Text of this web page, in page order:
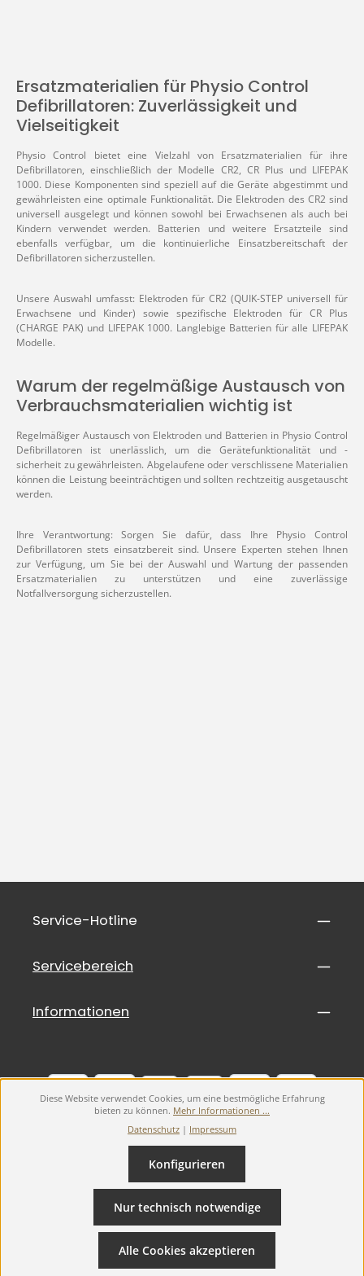
Ersatzmaterialien für Physio Control
Defibrillatoren: Zuverlässigkeit und
Vielseitigkeit
Physio Control bietet eine Vielzahl von Ersatzmaterialien für ihre
Defibrillatoren, einschließlich der Modelle CR2, CR Plus und LIFEPAK
1000. Diese Komponenten sind speziell auf die Geräte abgestimmt und
gewährleisten eine optimale Funktionalität. Die Elektroden des CR2 sind
universell ausgelegt und können sowohl bei Erwachsenen als auch bei
Kindern verwendet werden. Batterien und weitere Ersatzteile sind
ebenfalls verfügbar, um die kontinuierliche Einsatzbereitschaft der
Defibrillatoren sicherzustellen.
Unsere Auswahl umfasst: Elektroden für CR2 (QUIK-STEP universell für
Erwachsene und Kinder) sowie spezifische Elektroden für CR Plus
(CHARGE PAK) und LIFEPAK 1000. Langlebige Batterien für alle LIFEPAK
Modelle.
Warum der regelmäßige Austausch von
Verbrauchsmaterialien wichtig ist
Regelmäßiger Austausch von Elektroden und Batterien in Physio Control
Defibrillatoren ist unerlässlich, um die Gerätefunktionalität und -
sicherheit zu gewährleisten. Abgelaufene oder verschlissene Materialien
können die Leistung beeinträchtigen und sollten rechtzeitig ausgetauscht
werden.
Ihre Verantwortung: Sorgen Sie dafür, dass Ihre Physio Control
Defibrillatoren stets einsatzbereit sind. Unsere Experten stehen Ihnen
zur Verfügung, um Sie bei der Auswahl und Wartung der passenden
Ersatzmaterialien zu unterstützen und eine zuverlässige
Notfallversorgung sicherzustellen.
Service-Hotline
Servicebereich
Informationen
Alle Preise inkl. gesetzl. Mehrwertsteuer ggf. zzgl.
Versandkosten.
WiderrufsbelehrungWiderruf erklärenAGB
Impressum
Diese Website verwendet Cookies, um eine bestmögliche Erfahrung
bieten zu können. Mehr Informationen ...
Datenschutz | Impressum
Nur technisch notwendige
Konfigurieren
Alle Cookies akzeptieren